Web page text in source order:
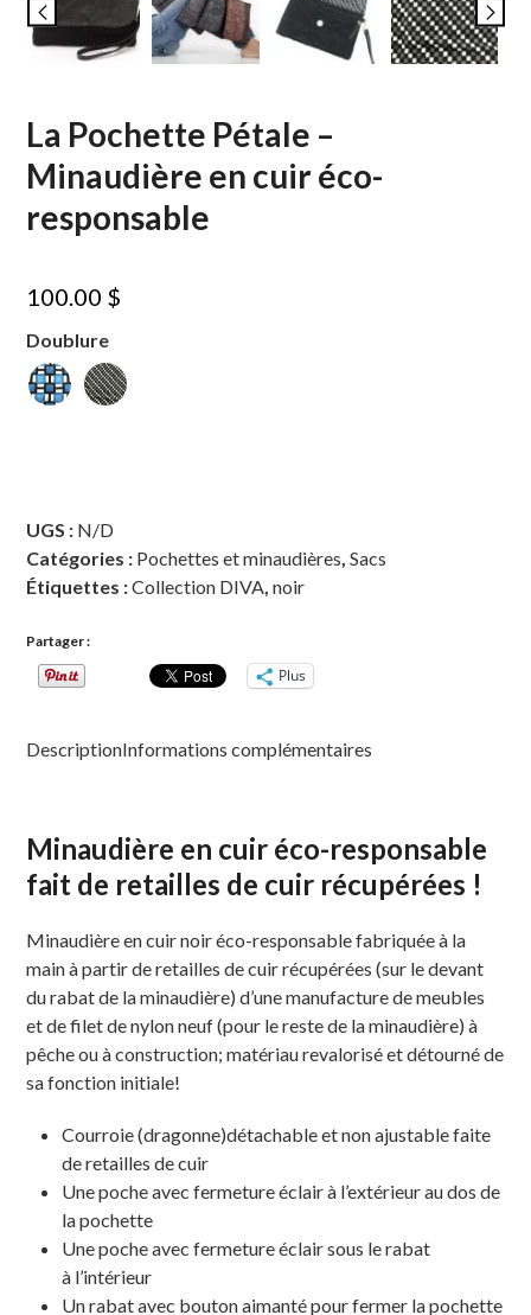
La Pochette Pétale –
Minaudière en cuir éco-
responsable
100.00 $
Doublure
UGS : N/D
Catégories : Pochettes et minaudières,Sacs
Étiquettes :Collection DIVA,noir
Partager :
Plus
DescriptionInformations complémentaires
Minaudière en cuir éco-responsable
fait de retailles de cuir récupérées !
Minaudière en cuir noir éco-responsable fabriquée à la
main à partir de retailles de cuir récupérées (sur le devant
du rabat de la minaudière) d’une manufacture de meubles
et de filet de nylon neuf (pour le reste de la minaudière) à
pêche ou à construction; matériau revalorisé et détourné de
sa fonction initiale!
Courroie (dragonne)détachable et non ajustable faite
de retailles de cuir
Une poche avec fermeture éclair à l’extérieur au dos de
la pochette
Une poche avec fermeture éclair sous le rabat
à l’intérieur
Un rabat avec bouton aimanté pour fermer la pochette